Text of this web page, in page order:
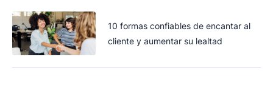
10 formas confiables de encantar al
cliente y aumentar su lealtad